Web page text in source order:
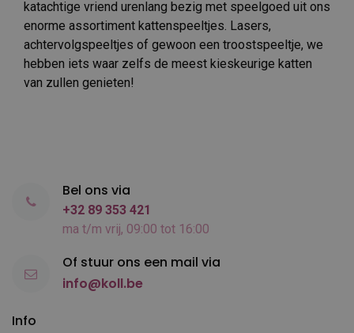
katachtige vriend urenlang bezig met speelgoed uit ons
enorme assortiment kattenspeeltjes. Lasers,
achtervolgspeeltjes of gewoon een troostspeeltje, we
hebben iets waar zelfs de meest kieskeurige katten
van zullen genieten!
Info
Bel ons via
+32 89 353 421
ma t/m vrij, 09:00 tot 16:00
Of stuur ons een mail via
info@koll.be